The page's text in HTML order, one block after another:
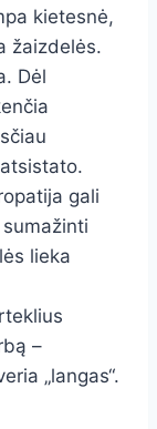
kietesnė,
žaizdelės.
Dėl
gali
lieka
–
„langas“.